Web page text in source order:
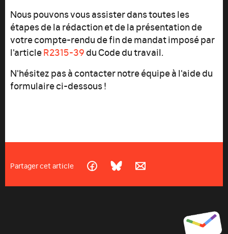
Nous pouvons vous assister dans toutes les
étapes de la rédaction et de la présentation de
votre compte-rendu de fin de mandat imposé par
l'articleR2315-39du Code du travail.
N'hésitez pas à contacter notre équipe à l'aide du
formulaire ci-dessous !
Partager cet article